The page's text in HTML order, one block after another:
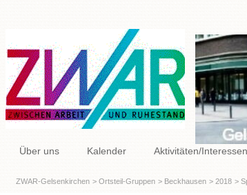
Navigation
Über uns Kalender Aktivitäten/
ZWAR-Gelsenkirchen Ortsteil-Gruppen Beckhausen 2018